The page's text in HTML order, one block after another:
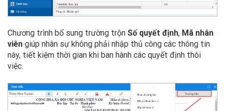
Chương trình bổ sung trường trộn Số quyết định, Mã nhân
viên giúp nhân sự không phải nhập thủ công các thông tin
này, tiết kiệm thời gian khi ban hành các quyết định thôi
việc.